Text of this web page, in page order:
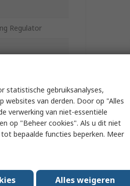
Regulator
statistische gebruiksanalyses,
websites van derden. Door op "Alles
verwerking van niet-essentiële
op "Beheer cookies". Als u dit niet
bepaalde functies beperken. Meer
Alles weigeren